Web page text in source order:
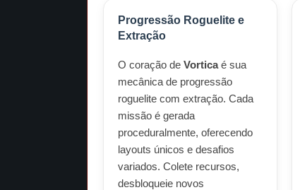
Progressão Roguelite e
Extração
O coração de Vorticaé sua
mecânica de progressão
roguelite com extração. Cada
missão é gerada
proceduralmente, oferecendo
layouts únicos e desafios
variados. Colete recursos,
desbloqueie novos